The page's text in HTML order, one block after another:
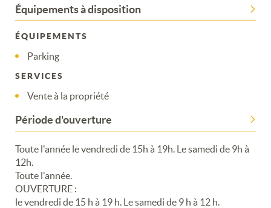
Équipements à disposition
ÉQUIPEMENTS
Parking
SERVICES
Vente à la propriété
Période d'ouverture
Toute l'année le vendredi de 15h à 19h. Le samedi de 9h à
12h.
Toute l'année.
OUVERTURE :
le vendredi de 15 h à 19 h. Le samedi de 9 h à 12 h.